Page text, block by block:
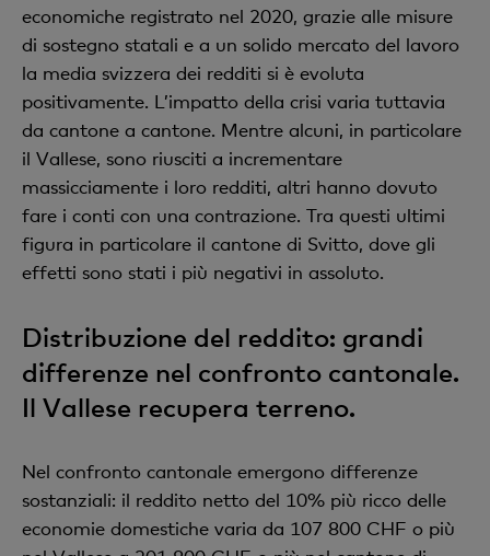
economiche registrato nel 2020, grazie alle misure
di sostegno statali e a un solido mercato del lavoro
la media svizzera dei redditi si è evoluta
positivamente. L’impatto della crisi varia tuttavia
da cantone a cantone. Mentre alcuni, in particolare
il Vallese, sono riusciti a incrementare
massicciamente i loro redditi, altri hanno dovuto
fare i conti con una contrazione. Tra questi ultimi
figura in particolare il cantone di Svitto, dove gli
effetti sono stati i più negativi in assoluto.
Distribuzione del reddito: grandi
differenze nel confronto cantonale.
Il Vallese recupera terreno.
Nel confronto cantonale emergono differenze
sostanziali: il reddito netto del 10% più ricco delle
economie domestiche varia da 107 800 CHF o più